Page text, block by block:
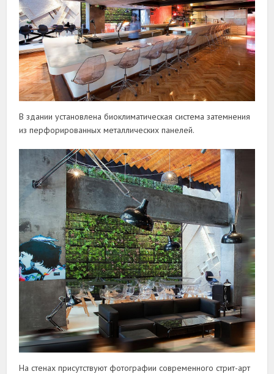
В здании установлена биоклиматическая система затемнения
из перфорированных металлических панелей.
На стенах присутствуют фотографии современного стрит-арт